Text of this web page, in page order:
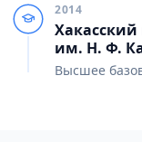
2014
Хакасский
им. Н. Ф.
Высшее